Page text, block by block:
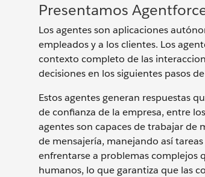
Presentamos
Los agentes son aplicaciones
empleados y a los clientes. Los
contexto completo de las
decisiones en los siguientes pasos
Estos agentes generan respuestas
de confianza de la empresa, entre
agentes son capaces de trabajar de
de mensajería, manejando así
enfrentarse a problemas complejos
humanos, lo que garantiza que las